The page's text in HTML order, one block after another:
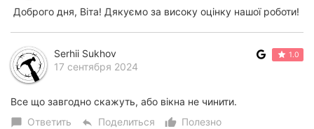
Доброго дня, Віта! Дякуємо за високу оцінку нашої роботи!
Serhii Sukhov
17 сентября 2024
1.0
Все що завгодно скажуть, або вікна не чинити.
chat_bubble Ответить reply Поделиться thumb_up_alt
Полезно